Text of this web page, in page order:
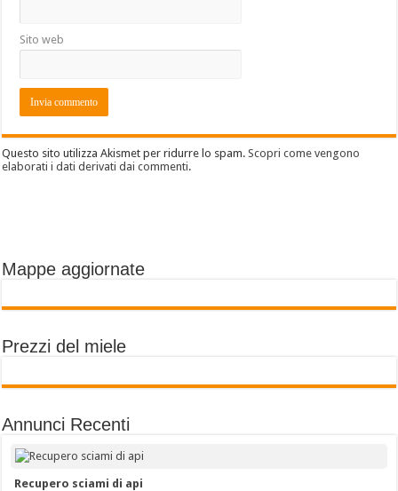
Sito web
Questo sito utilizza Akismet per ridurre lo spam.Scopri come vengono
elaborati i dati derivati dai commenti.
Mappe aggiornate
Prezzi del miele
Annunci Recenti
Recupero sciami di api